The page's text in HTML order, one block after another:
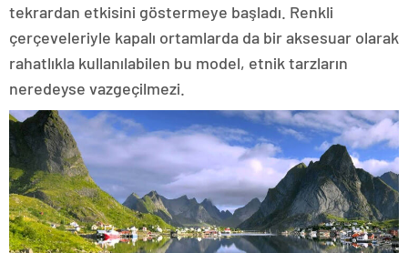
tekrardan etkisini göstermeye başladı. Renkli
çerçeveleriyle kapalı ortamlarda da bir aksesuar olarak
rahatlıkla kullanılabilen bu model, etnik tarzların
neredeyse vazgeçilmezi.